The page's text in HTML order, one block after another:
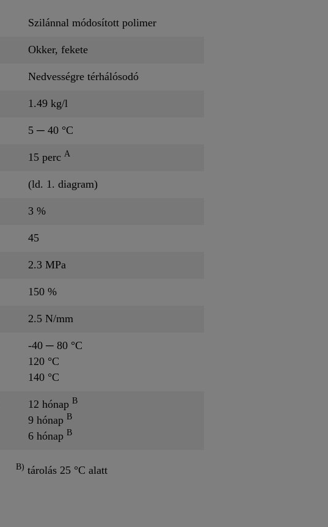
Szilánnal módosított polimer
Okker, fekete
Nedvességre térhálósodó
1.49 kg/l
5 ─ 40 °C
15 perc A
(ld. 1. diagram)
3 %
45
2.3 MPa
150 %
2.5 N/mm
-40 ─ 80 °C
120 °C
140 °C
12 hónap B
9 hónap B
6 hónap B
B) tárolás 25 °C alatt